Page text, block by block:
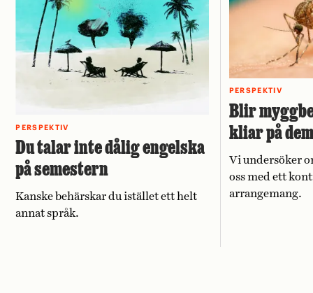
PERSPEKTIV
Du talar inte dålig engelska
på semestern
Kanske behärskar du istället ett helt
annat språk.
PERSPEKTIV
Blir
kliar på
Vi undersöker
oss med ett
arrangemang.